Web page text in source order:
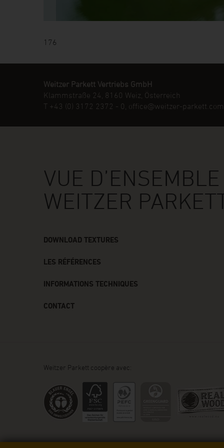
176
Weitzer Parkett Vertriebs GmbH
Klammstraße 24, 8160 Weiz, Österreich
T +43 (0) 3172 2372 - 0 office@weitzer-parkett.com
VUE
WEITZER
DOWNLOAD TEXTURES
LES RÉFÉRENCES
INFORMATIONS TECHNIQUES
CONTACT
Weitzer Parkett coopère avec: